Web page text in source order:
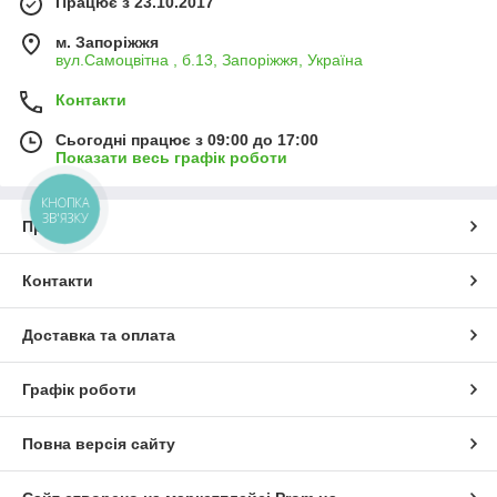
м. Запоріжжя
вул.Самоцвітна , б.13, Запоріжжя, Україна
Контакти
Сьогодні працює з 09:00 до 17:00
Показати весь графік роботи
Про нас
Контакти
Доставка та оплата
Графік роботи
Повна версія сайту
КНОПКА
ЗВ'ЯЗКУ